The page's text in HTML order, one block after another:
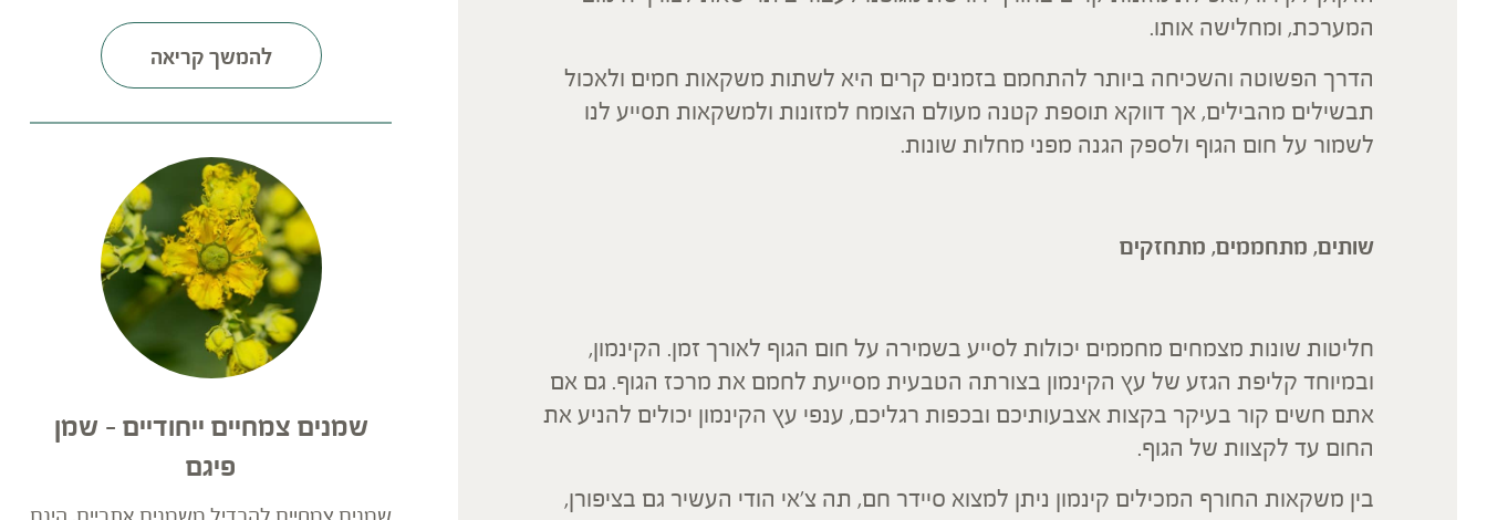
המערכת, ומחלישה אותו.
הדרך הפשוטה והשכיחה ביותר להתחמם בזמנים קרים היא לשתות משקאות חמים ולאכול
תבשילים מהבילים, אך דווקא תוספת קטנה מעולם הצומח למזונות ולמשקאות תסייע לנו
לשמור על חום הגוף ולספק הגנה מפני מחלות שונות.
שותים, מתחממים, מתחזקים
חליטות שונות מצמחים מחממים יכולות לסייע בשמירה על חום הגוף לאורך זמן. הקינמון,
ובמיוחד קליפת הגזע של עץ הקינמון בצורתה הטבעית מסייעת לחמם את מרכז הגוף. גם אם
אתם חשים קור בעיקר בקצות אצבעותיכם ובכפות רגליכם, ענפי עץ הקינמון יכולים להניע את
החום עד לקצוות של הגוף.
בין משקאות החורף המכילים קינמון ניתן למצוא סיידר חם, תה צ'אי הודי העשיר גם בציפורן,
להמשך קריאה
שמנים צמחיים ייחודיים – שמן
פיגם